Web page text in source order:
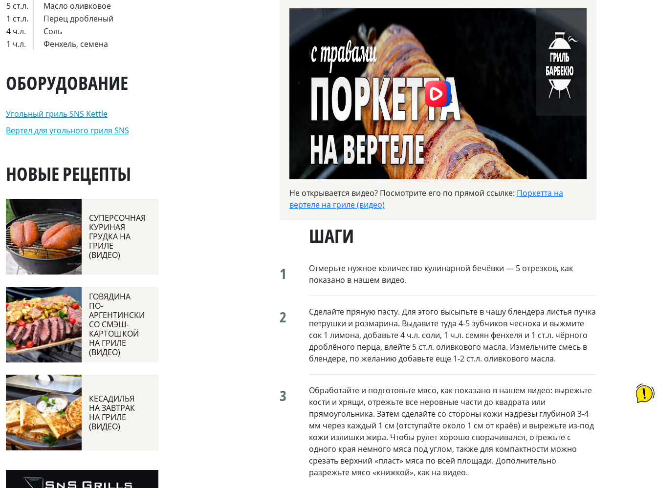
5 ст.л.
Масло оливковое
1 ст.л.
Перец дробленый
4 ч.л.
Соль
1 ч.л.
Фенхель, семена
ОБОРУДОВАНИЕ
Угольный гриль SNS Kettle
Вертел для угольного гриля SNS
НОВЫЕ РЕЦЕПТЫ
СУПЕРСОЧНАЯ
КУРИНАЯ
ГРУДКА НА
ГРИЛЕ
(ВИДЕО)
ГОВЯДИНА
ПО-
АРГЕНТИНСКИ
СО СМЭШ-
КАРТОШКОЙ
НА ГРИЛЕ
(ВИДЕО)
КЕСАДИЛЬЯ
НА ЗАВТРАК
НА ГРИЛЕ
(ВИДЕО)
Не открывается видео? Посмотрите его по прямой ссылке: Поркетта на
вертеле на гриле (видео)
ШАГИ
1
Отмерьте нужное количество кулинарной бечёвки — 5 отрезков, как
показано в нашем видео.
2
Сделайте пряную пасту. Для этого высыпьте в чашу блендера листья пучка
петрушки и розмарина. Выдавите туда 4-5 зубчиков чеснока и выжмите
сок 1 лимона, добавьте 4 ч.л. соли, 1 ч.л. семян фенхеля и 1 ст.л. чёрного
дроблёного перца, влейте 5 ст.л. оливкового масла. Измельчите смесь в
блендере, по желанию добавьте еще 1-2 ст.л. оливкового масла.
3
Обработайте и подготовьте мясо, как показано в нашем видео: вырежьте
кости и хрящи, отрежьте все неровные части до квадрата или
прямоугольника. Затем сделайте со стороны кожи надрезы глубиной 3-4
мм через каждый 1 см (отступайте около 1 см от краёв) и вырежьте из-под
кожи излишки жира. Чтобы рулет хорошо сворачивался, отрежьте с
одного края немного мяса под углом, также для компактности можно
срезать верхний «пласт» мяса по всей площади. Дополнительно
разрежьте мясо «книжкой», как на видео.